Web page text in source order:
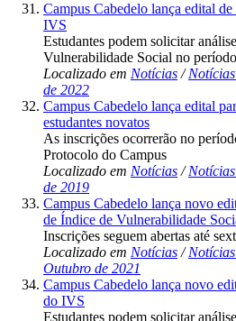
Campus Cabedelo lança edital
IVS
Estudantes podem solicitar
Vulnerabilidade Social no
Localizado em Notícias /
de 2022
Campus Cabedelo lança edital
estudantes novatos
As inscrições ocorrerão no
Protocolo do Campus
Localizado em Notícias /
de 2019
Campus Cabedelo lança novo
de Índice de Vulnerabilidade
Inscrições seguem abertas até
Localizado em Notícias /
Outubro de 2021
Campus Cabedelo lança novo
do IVS
Estudantes podem solicitar